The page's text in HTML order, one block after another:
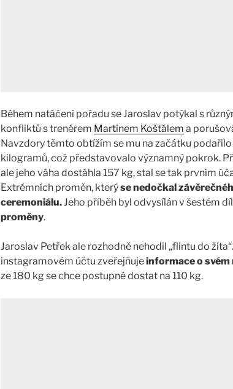
Během natáčení pořadu se Jaroslav potýkal s
konfliktů s trenérem Martinem Košťálem a
Navzdory těmto obtížím se mu na začátku podařilo
kilogramů, což představovalo významný pokrok.
ale jeho váha dostáhla 157 kg, stal se tak prvním
Extrémních proměn, kterýse nedočkal
ceremoniálu.Jeho příběh byl odvysílán v šestém
proměny.
Jaroslav Petřek ale rozhodně nehodil „flintu do
instagramovém účtu zveřejňujeinformace o svém
ze 180 kg se chce postupně dostat na 110 kg.